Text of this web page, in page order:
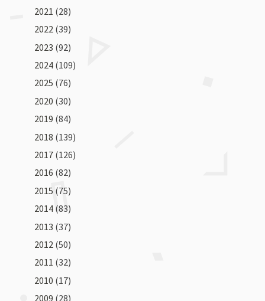
2021 (28)
2022 (39)
2023 (92)
2024 (109)
2025 (76)
2020 (30)
2019 (84)
2018 (139)
2017 (126)
2016 (82)
2015 (75)
2014 (83)
2013 (37)
2012 (50)
2011 (32)
2010 (17)
2009 (28)